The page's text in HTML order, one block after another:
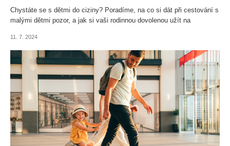
Chystáte se s dětmi do ciziny? Poradíme, na co si dát při cestování s
malými dětmi pozor, a jak si vaši rodinnou dovolenou užít na
11. 7. 2024